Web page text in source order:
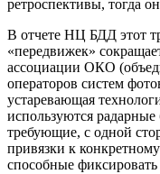
ретроспективы, тогда
В отчете НЦ БДД этот
«передвижек»
ассоциации ОКО
операторов систем
устаревающая
используются
требующие, с одной
привязки к
способные